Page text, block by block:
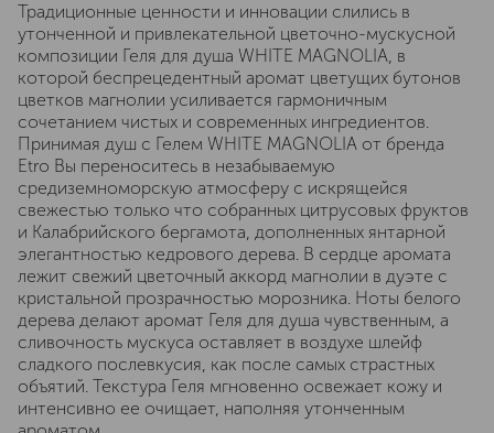
Традиционные ценности и инновации слились в
утонченной и привлекательной цветочно-мускусной
композиции Геля для душа WHITE MAGNOLIA, в
которой беспрецедентный аромат цветущих бутонов
цветков магнолии усиливается гармоничным
сочетанием чистых и современных ингредиентов.
Принимая душ с Гелем WHITE MAGNOLIA от бренда
Etro Вы переноситесь в незабываемую
средиземноморскую атмосферу с искрящейся
свежестью только что собранных цитрусовых фруктов
и Калабрийского бергамота, дополненных янтарной
элегантностью кедрового дерева. В сердце аромата
лежит свежий цветочный аккорд магнолии в дуэте с
кристальной прозрачностью морозника. Ноты белого
дерева делают аромат Геля для душа чувственным, а
сливочность мускуса оставляет в воздухе шлейф
сладкого послевкусия, как после самых страстных
объятий. Текстура Геля мгновенно освежает кожу и
интенсивно ее очищает, наполняя утонченным